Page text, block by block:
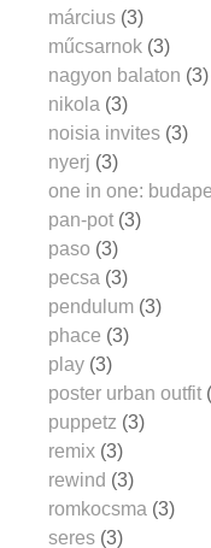
március (3)
műcsarnok (3)
nagyon balaton (3)
nikola (3)
noisia invites (3)
nyerj (3)
one in one:
pan-pot (3)
paso (3)
pecsa (3)
pendulum (3)
phace (3)
play (3)
poster urban outfit
puppetz (3)
remix (3)
rewind (3)
romkocsma (3)
seres (3)